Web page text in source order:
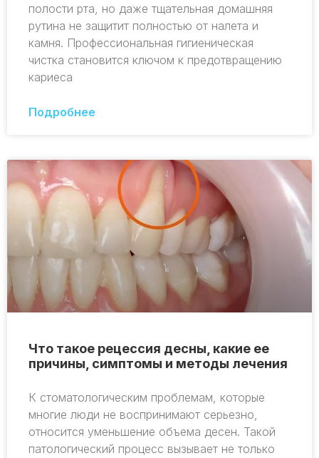
полости рта, но даже тщательная домашняя
рутина не защитит полностью от налета и
камня. Профессиональная гигиеническая
чистка становится ключом к предотвращению
кариеса
Подробнее
Что такое рецессия десны, какие ее
причины, симптомы и методы лечения
К стоматологическим проблемам, которые
многие люди не воспринимают серьезно,
относится уменьшение объема десен. Такой
патологический процесс вызывает не только